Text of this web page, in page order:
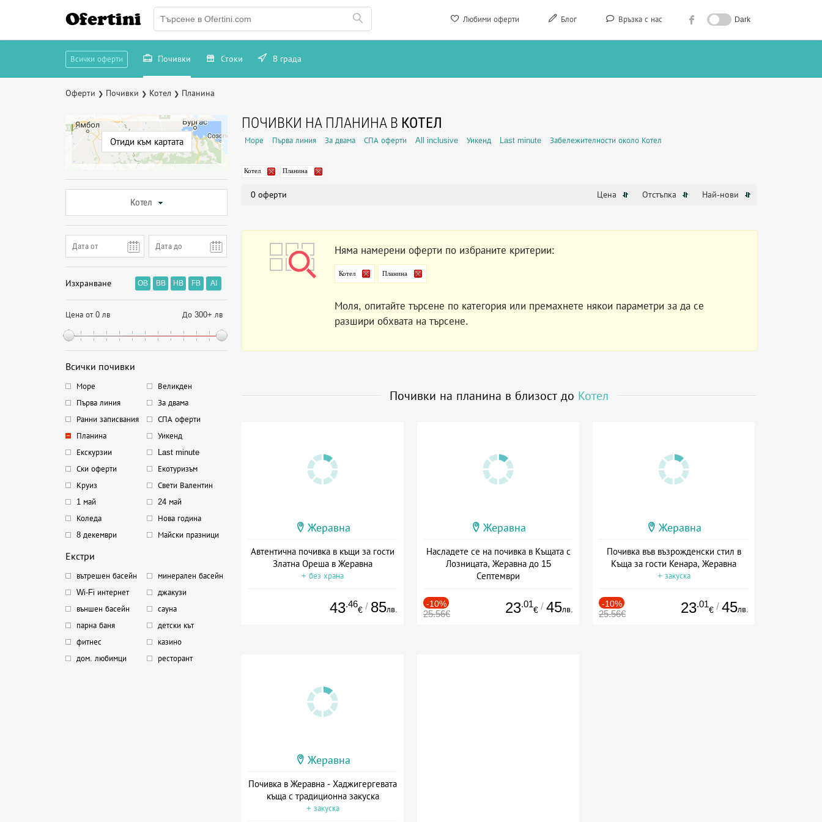
Любими оферти Блог Връзка с нас Dark
Ofertini
Всички оферти Почивки Стоки В града
Оферти ❯ Почивки ❯ Котел ❯ Планина
Отиди към картата
Котел
Изхранване OB BB HB FB AI
Цена от 0 лв До 300+ лв
Всички почивки
Море
Великден
Първа линия
За двама
Ранни записвания
СПА оферти
Планина
Уикенд
Екскурзии
Last minute
Ски оферти
Екотуризъм
Круиз
Свети Валентин
1 май
24 май
Коледа
Нова година
8 декември
Майски празници
Екстри
вътрешен басейн
минерален басейн
Wi-Fi интернет
джакузи
външен басейн
сауна
парна баня
детски кът
фитнес
казино
дом. любимци
ресторант
ПОЧИВКИ НА ПЛАНИНА В КОТЕЛ
Море Първа линия За двама СПА оферти All inclusive Уикенд Last minute Забележителности около Котел
Котел Планина
0 оферти Цена Отстъпка Най-нови
Няма намерени оферти по избраните критерии:
Котел Планина
Моля, опитайте търсене по категория или премахнете някои параметри за да се
разшири обхвата на търсене.
Почивки на планина в близост до Котел
Жеравна
Автентична почивка в къщи за гости
Златна Ореша в Жеравна
+ без храна
43.46
€ / 85лв.
Жеравна
Насладете се на почивка в Къщата с
Лозницата, Жеравна до 15
Септември
-10%
25.56€ 23.01
€ / 45лв.
Жеравна
Почивка във възрожденски стил в
Къща за гости Кенара, Жеравна
+ закуска
-10%
25.56€ 23.01
€ / 45лв.
Жеравна
Почивка в Жеравна - Хаджигергевата
къща с традиционна закуска
+ закуска